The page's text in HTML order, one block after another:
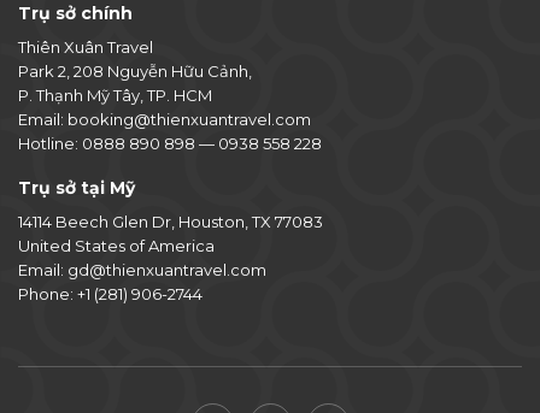
Trụ sở chính
Thiên Xuân Travel
Park 2, 208 Nguyễn Hữu Cảnh,
P. Thạnh Mỹ Tây, TP. HCM
Email: booking@thienxuantravel.com
Hotline: 0888 890 898 — 0938 558 228
Trụ sở tại Mỹ
14114 Beech Glen Dr, Houston, TX 77083
United States of America
Email: gd@thienxuantravel.com
Phone: +1 (281) 906-2744